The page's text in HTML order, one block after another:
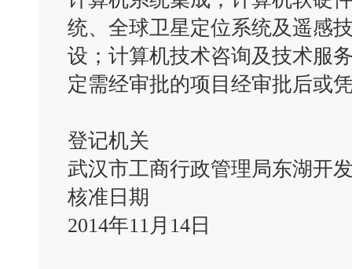
统、全球卫星定位系统及遥感
设；计算机技术咨询及技术服
定需经审批的项目经审批后或
登记机关
武汉市工商行政管理局东湖开
核准日期
2014年11月14日